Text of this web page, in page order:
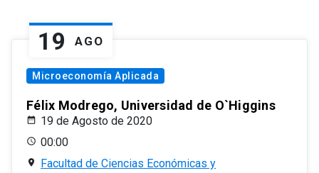
19 AGO
Microeconomía Aplicada
Félix Modrego, Universidad de O`Higgins
19 de Agosto de 2020
00:00
Facultad de Ciencias Económicas y